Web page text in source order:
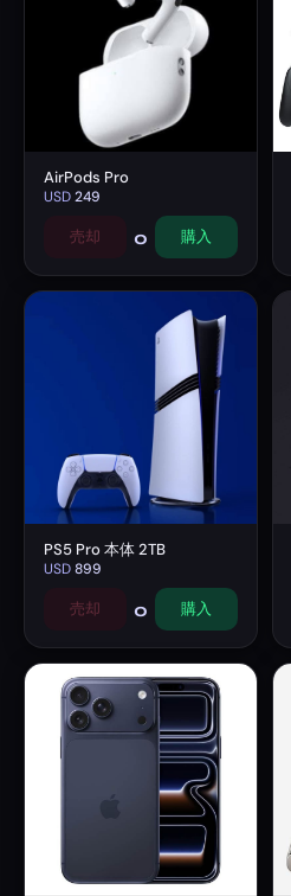
AirPods Pro
USD249
売却 0 購入
PS5 Pro 本体 2TB
USD899
売却 0 購入